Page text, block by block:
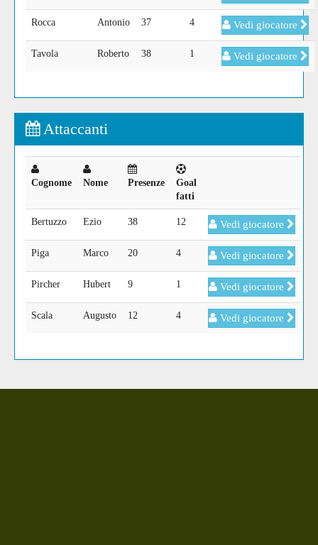
Rocca Antonio 37 4 Vedi giocatore
Tavola Roberto 38 1 Vedi giocatore
Attaccanti
Cognome Nome Presenze
Goal
fatti
Bertuzzo Ezio 38 12 Vedi giocatore
Piga Marco 20 4 Vedi giocatore
Pircher Hubert 9 1 Vedi giocatore
Scala Augusto 12 4 Vedi giocatore